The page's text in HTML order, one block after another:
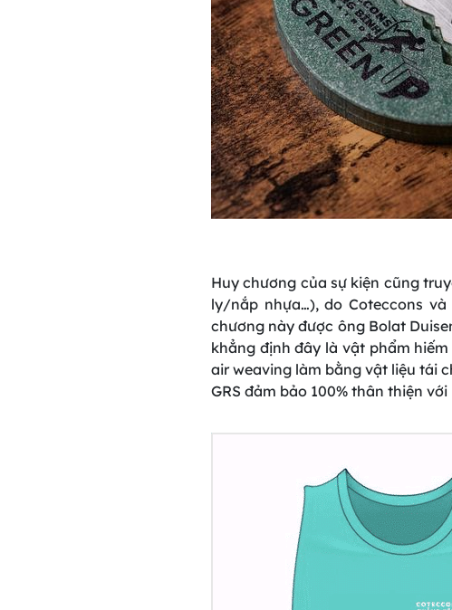
Huy chương của sự kiện cũng
ly/nắp nhựa…), do Coteccons
chương này được ông Bolat
khẳng định đây là vật phẩm
air weaving làm bằng vật liệu tái
GRS đảm bảo 100% thân thiện